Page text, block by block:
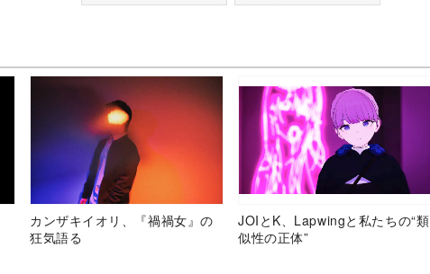
カンザキイオリ、『禍禍女』の
狂気語る
JOIとK、Lapwingと私たちの“類
似性の正体”